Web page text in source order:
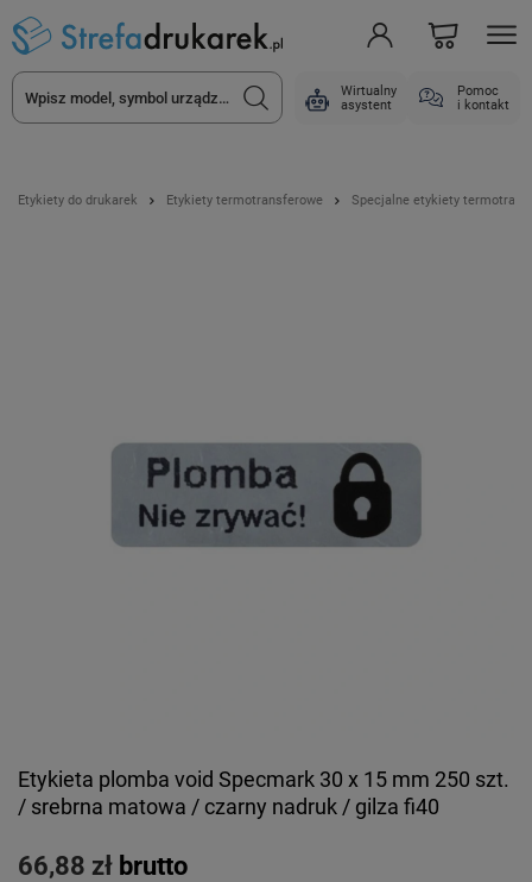
Wirtualny
asystent
Pomoc
i kontakt
Etykiety do drukarek Etykiety termotransferowe Specjalne etykiety
Etykieta plomba void Specmark 30 x 15 mm 250 szt.
/ srebrna matowa / czarny nadruk / gilza fi40
66,88 zł brutto